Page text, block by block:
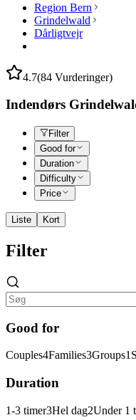
Region Bern
Grindelwald
Dårligtvejr
4.7(84 Vurderinger)
Indendørs
Filter
Good for
Duration
Difficulty
Price
Liste Kort
Filter
Good for
Couples4Families3Groups1
Duration
1-3 timer3Hel dag2Under 1